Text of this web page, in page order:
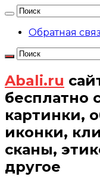
Обратная
Abali.ru
бесплатно
картинки,
иконки,
сканы,
другое